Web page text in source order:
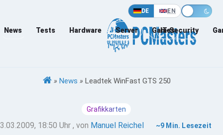
DE EN
News Tests Hardware Server Games
IT-Security
» News » Leadtek WinFast GTS 250
Grafikkarten
18:50 Uhr , von Manuel Reichel ~9 Min. Lesezeit